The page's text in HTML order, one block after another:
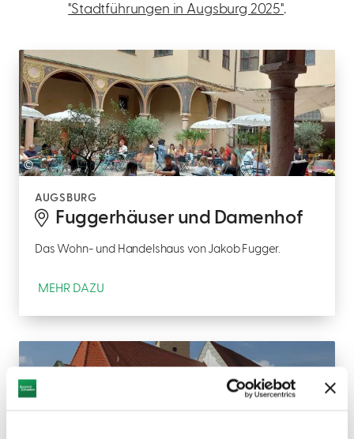
"Stadtführungen in Augsburg 2025".
©
AUGSBURG
Fuggerhäuser und Damenhof
Das Wohn- und Handelshaus von Jakob Fugger.
MEHR DAZU